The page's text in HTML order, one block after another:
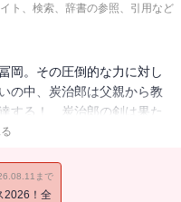
ト、検索、辞書の参照、引用など
岡。その圧倒的な力に対し
の中、炭治郎は父親から教
する！ 炭治郎の剣は果た
まで
2026！全